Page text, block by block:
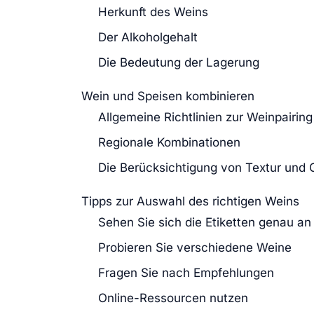
Herkunft des Weins
Der Alkoholgehalt
Die Bedeutung der Lagerung
Wein und Speisen kombinieren
Allgemeine Richtlinien zur Weinpairing
Regionale Kombinationen
Die Berücksichtigung von Textur und
Tipps zur Auswahl des richtigen Weins
Sehen Sie sich die Etiketten genau an
Probieren Sie verschiedene Weine
Fragen Sie nach Empfehlungen
Online-Ressourcen nutzen